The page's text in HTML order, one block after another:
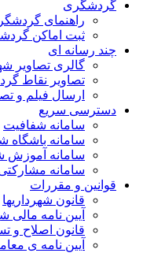
گردشگری
راهنمای
ثبت اماکن
چند رسانه ای
گالری تصاویر
تصاویر نقاط
ارسال فیلم و
دسترسی سریع
سامانه شفافیت
سامانه باشگاه
سامانه آموزش
سامانه
قوانین و مقررات
قانون شهرداریها
آیین نامه مالی
قانون اصلاح و
آیین نامه ی